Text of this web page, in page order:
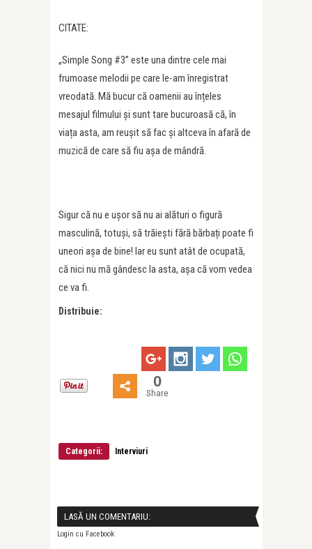
CITATE:
„Simple Song #3” este una dintre cele mai
frumoase melodii pe care le-am înregistrat
vreodată. Mă bucur că oamenii au înțeles
mesajul filmului și sunt tare bucuroasă că, în
viața asta, am reușit să fac și altceva în afară de
muzică de care să fiu așa de mândră.
Sigur că nu e ușor să nu ai alături o figură
masculină, totuși, să trăiești fără bărbați poate fi
uneori așa de bine! Iar eu sunt atât de ocupată,
că nici nu mă gândesc la asta, așa că vom vedea
ce va fi.
Distribuie:
0
Share
Categorii: Interviuri
LASĂ UN COMENTARIU:
Login cu Facebook